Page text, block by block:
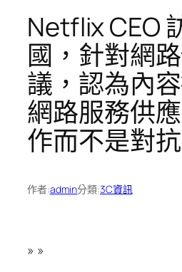
Netflix CEO
國，針對網
議，認為內
網路服務供
作而不是對抗
作者:admin分類:3C資訊
» »